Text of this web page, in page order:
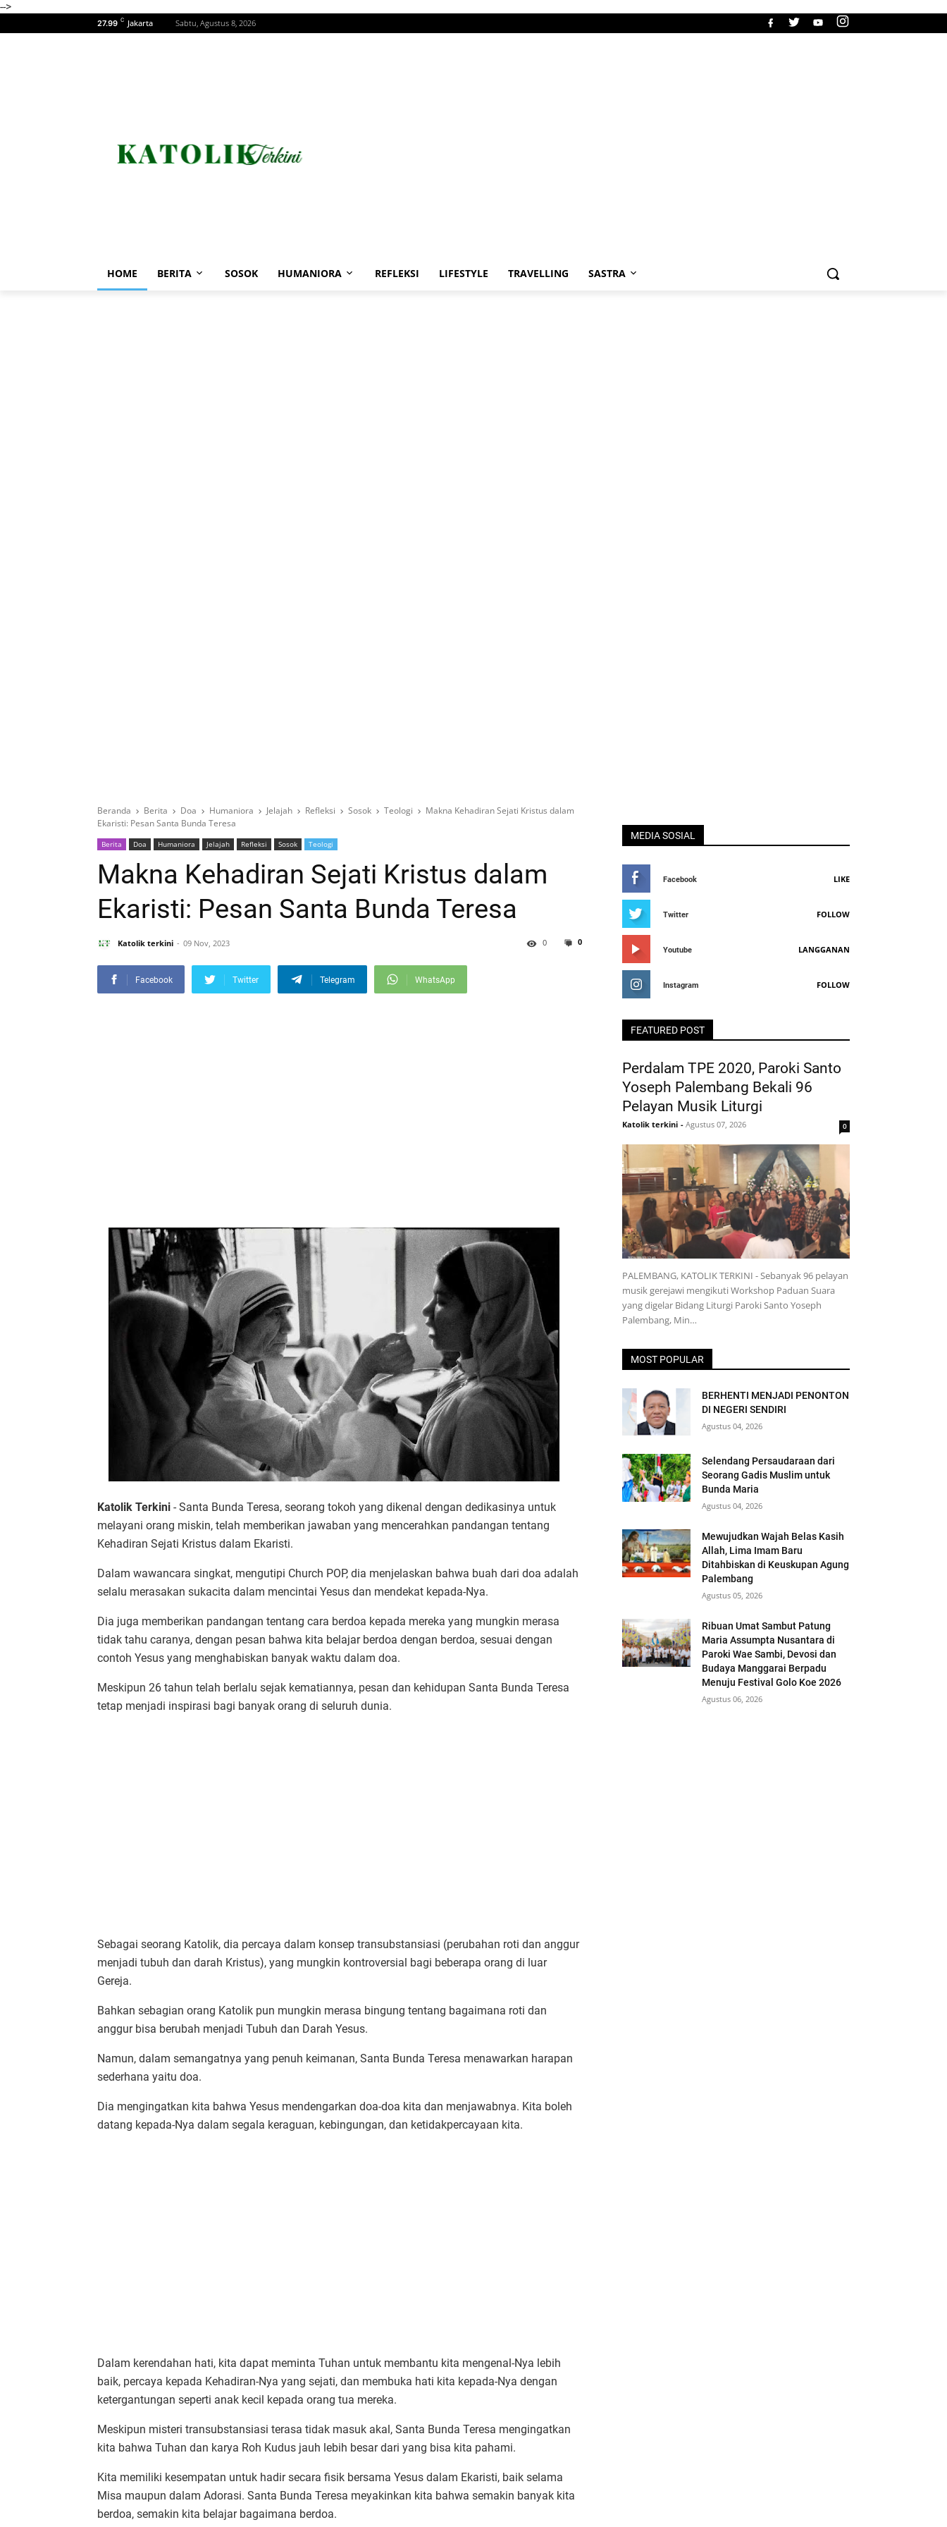
-->
27.99 C Jakarta Sabtu, Agustus 8, 2026
HOME BERITA SOSOK HUMANIORA REFLEKSI LIFESTYLE TRAVELLING SASTRA
Beranda Berita Doa Humaniora Jelajah Refleksi Sosok Teologi
Makna Kehadiran Sejati Kristus dalam
Ekaristi: Pesan Santa Bunda Teresa
Berita Doa Humaniora Jelajah Refleksi Sosok Teologi
Makna Kehadiran Sejati Kristus dalam
Ekaristi: Pesan Santa Bunda Teresa
Katolik terkini 09 Nov, 2023 0
0
Facebook Twitter Telegram WhatsApp
Katolik Terkini - Santa Bunda Teresa, seorang tokoh yang dikenal dengan dedikasinya untuk
melayani orang miskin, telah memberikan jawaban yang mencerahkan pandangan tentang
Kehadiran Sejati Kristus dalam Ekaristi.
Dalam wawancara singkat, mengutipi Church POP, dia menjelaskan bahwa buah dari doa adalah
selalu merasakan sukacita dalam mencintai Yesus dan mendekat kepada-Nya.
Dia juga memberikan pandangan tentang cara berdoa kepada mereka yang mungkin merasa
tidak tahu caranya, dengan pesan bahwa kita belajar berdoa dengan berdoa, sesuai dengan
contoh Yesus yang menghabiskan banyak waktu dalam doa.
Meskipun 26 tahun telah berlalu sejak kematiannya, pesan dan kehidupan Santa Bunda Teresa
tetap menjadi inspirasi bagi banyak orang di seluruh dunia.
Sebagai seorang Katolik, dia percaya dalam konsep transubstansiasi (perubahan roti dan anggur
menjadi tubuh dan darah Kristus), yang mungkin kontroversial bagi beberapa orang di luar
Gereja.
Bahkan sebagian orang Katolik pun mungkin merasa bingung tentang bagaimana roti dan
anggur bisa berubah menjadi Tubuh dan Darah Yesus.
Namun, dalam semangatnya yang penuh keimanan, Santa Bunda Teresa menawarkan harapan
sederhana yaitu doa.
Dia mengingatkan kita bahwa Yesus mendengarkan doa-doa kita dan menjawabnya. Kita boleh
datang kepada-Nya dalam segala keraguan, kebingungan, dan ketidakpercayaan kita.
Dalam kerendahan hati, kita dapat meminta Tuhan untuk membantu kita mengenal-Nya lebih
baik, percaya kepada Kehadiran-Nya yang sejati, dan membuka hati kita kepada-Nya dengan
ketergantungan seperti anak kecil kepada orang tua mereka.
Meskipun misteri transubstansiasi terasa tidak masuk akal, Santa Bunda Teresa mengingatkan
kita bahwa Tuhan dan karya Roh Kudus jauh lebih besar dari yang bisa kita pahami.
Kita memiliki kesempatan untuk hadir secara fisik bersama Yesus dalam Ekaristi, baik selama
Misa maupun dalam Adorasi. Santa Bunda Teresa meyakinkan kita bahwa semakin banyak kita
berdoa, semakin kita belajar bagaimana berdoa.
MEDIA SOSIAL
Facebook LIKE
Twitter FOLLOW
Youtube LANGGANAN
Instagram FOLLOW
FEATURED POST
Perdalam TPE 2020, Paroki Santo
Yoseph Palembang Bekali 96
Pelayan Musik Liturgi
Katolik terkini - Agustus 07, 2026 0
PALEMBANG, KATOLIK TERKINI - Sebanyak 96 pelayan
musik gerejawi mengikuti Workshop Paduan Suara
yang digelar Bidang Liturgi Paroki Santo Yoseph
Palembang, Min…
MOST POPULAR
BERHENTI MENJADI PENONTON
DI NEGERI SENDIRI
Agustus 04, 2026
Selendang Persaudaraan dari
Seorang Gadis Muslim untuk
Bunda Maria
Agustus 04, 2026
Mewujudkan Wajah Belas Kasih
Allah, Lima Imam Baru
Ditahbiskan di Keuskupan Agung
Palembang
Agustus 05, 2026
Ribuan Umat Sambut Patung
Maria Assumpta Nusantara di
Paroki Wae Sambi, Devosi dan
Budaya Manggarai Berpadu
Menuju Festival Golo Koe 2026
Agustus 06, 2026